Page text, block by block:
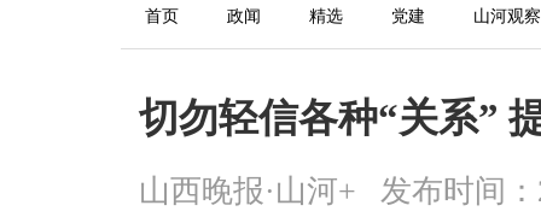
首页 政闻 精选 党建 山河观察
切勿轻信各种“关系”
山西晚报·山河+ 发布时间：